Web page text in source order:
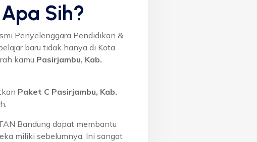
Sih?
Penyelenggara Pendidikan &
baru tidak hanya di Kota
kamu Pasirjambu, Kab.
Paket C Pasirjambu, Kab.
Bandung dapat membantu
miliki sebelumnya. Ini sangat